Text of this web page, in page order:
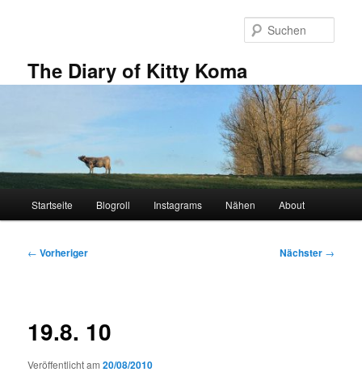
The Diary of Kitty Koma
Startseite Blogroll Instagrams Nähen About
Beitragsnavigation
← Vorheriger Nächster →
19.8. 10
Veröffentlicht am20/08/2010